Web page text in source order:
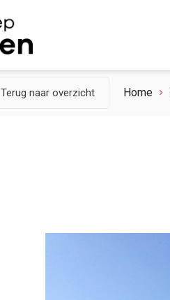
Terug naar overzicht Home